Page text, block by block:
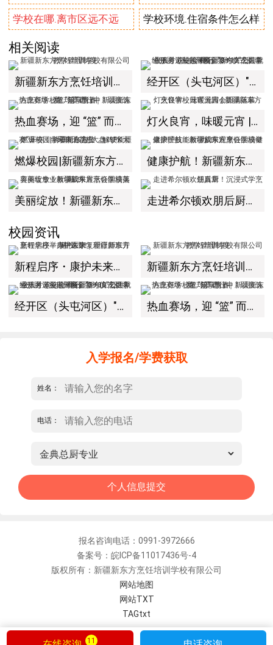
学校在哪.离市区远不远 学校环境.住宿条件怎么样
相关阅读
新疆新东方烹饪培训学校有限公司教学管理制度 经开区（头屯河区）"3+10"公共就业服务进校园暨新疆新东方烹饪学校人才双选会+校企签约仪式圆满举行
热血赛场，迎 “篮” 而上｜新疆新东方烹饪学校篮球赛进行中！以技筑梦，乐享青春 灯火良宵，味暖元宵 | 新疆新东方烹饪学校元宵游园会圆满落幕
燃爆校园|新疆新东方“大盘鸡PK大赛”开赛！学子同台竞技，解锁新疆风味天花板 健康护航！新疆新东方烹饪学校健康护理技能教学成果观摩会圆满举办！
美丽绽放！新疆新东方烹饪学校美容美妆专业教学成果展示会圆满落幕！ 走进希尔顿欢朋后厨！沉浸式学烹饪真章
校园资讯
新程启序・康护未来｜新疆新东方烹饪学校举办中医康复理疗师班开幕仪式！ 新疆新东方烹饪培训学校有限公司教学管理制度
经开区（头屯河区）"3+10"公共就业服务进校园暨新疆新东方烹饪学校人才双选会+校企签约仪式圆满举行 热血赛场，迎 “篮” 而上｜新疆新东方烹饪学校篮球赛进行中！以技筑梦，乐享青春
入学报名/学费获取
姓名：
电话：
报名咨询电话：0991-3972666
备案号：皖ICP备11017436号-4
版权所有：新疆新东方烹饪培训学校有限公司
网站地图
网站TXT
TAGtxt
11